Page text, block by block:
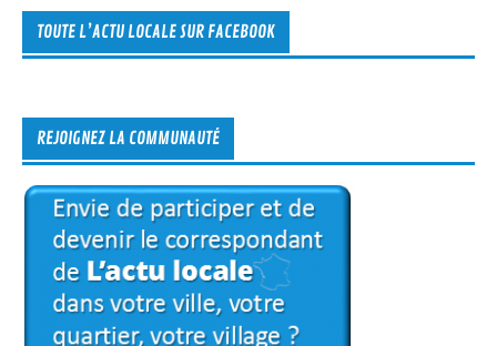
TOUTE L’ACTU LOCALE SUR FACEBOOK
REJOIGNEZ LA COMMUNAUTÉ